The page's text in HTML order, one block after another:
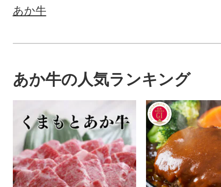
あか牛
あか牛の人気ランキング